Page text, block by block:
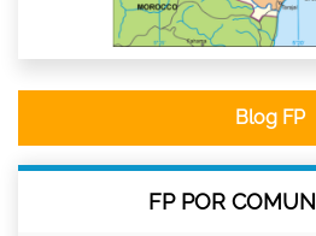
Blog FP
FP POR